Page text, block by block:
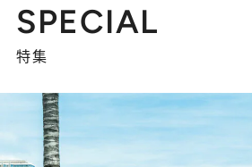
SPECIAL
特集